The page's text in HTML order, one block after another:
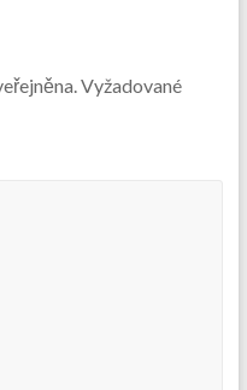
Vyžadované